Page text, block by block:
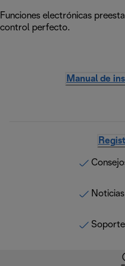
Funciones electrónicas
control perfecto.
Manual de